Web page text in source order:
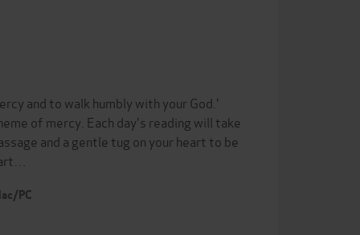
and to walk humbly with your God.'
of mercy. Each day's reading will take
and a gentle tug on your heart to be
PC